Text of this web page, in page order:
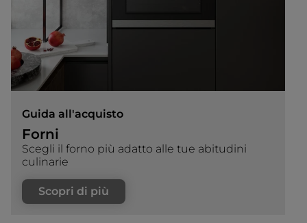
Guida all'acquisto
Forni
Scegli il forno più adatto alle tue abitudini
culinarie
Scopri di più